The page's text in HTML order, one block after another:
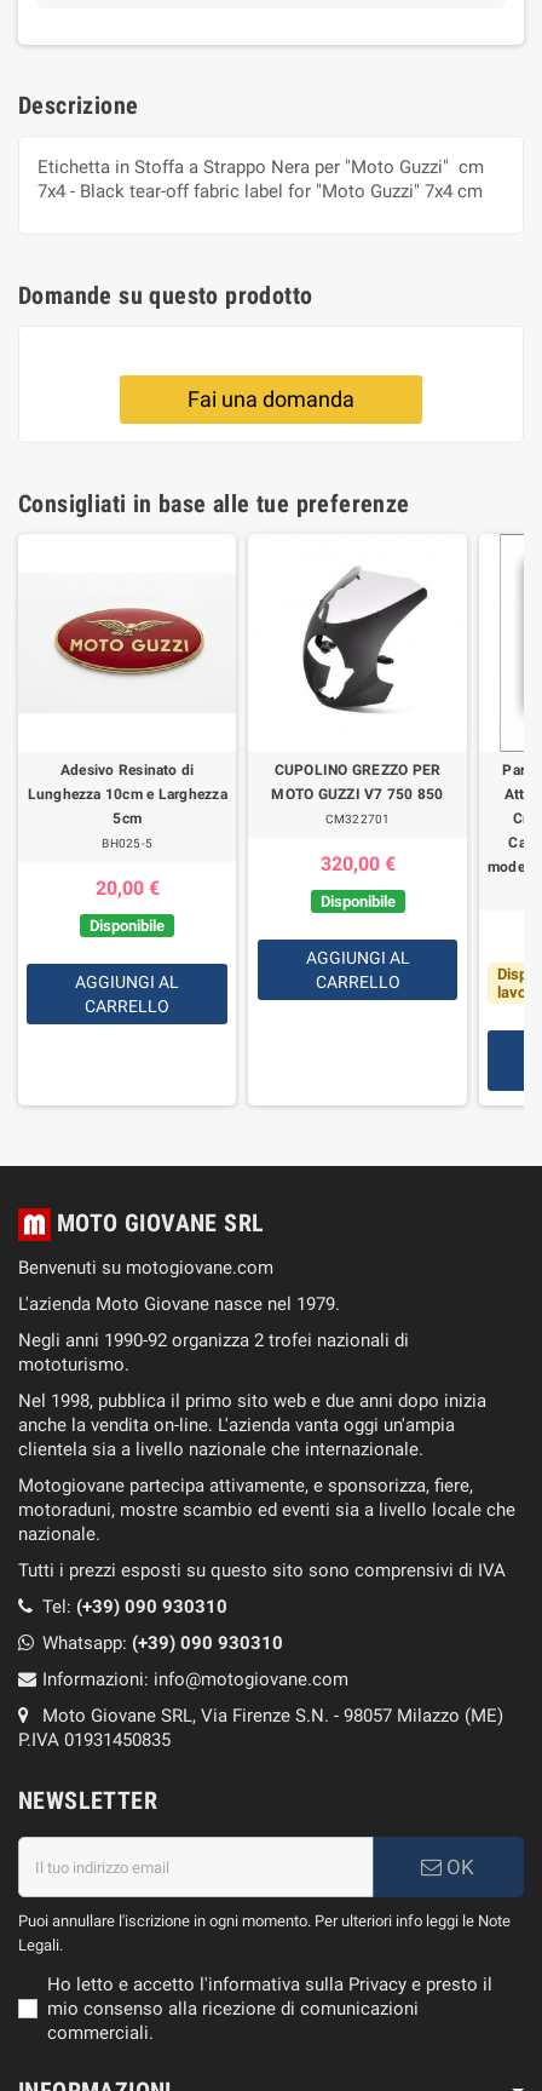
Descrizione
Etichetta in Stoffa a Strappo Nera per "Moto Guzzi" cm
7x4 - Black tear-off fabric label for "Moto Guzzi" 7x4 cm
Domande su questo prodotto
Fai una domanda
Consigliati in base alle tue preferenze
Adesivo Resinato di
Lunghezza 10cm e Larghezza
5cm
BH025-5
20,00 €
Disponibile
AGGIUNGI AL
CARRELLO
CUPOLINO GREZZO PER
MOTO GUZZI V7 750 850
CM322701
320,00 €
Disponibile
AGGIUNGI AL
CARRELLO
modelli
MOTO GIOVANE SRL
Benvenuti su motogiovane.com
L'azienda Moto Giovane nasce nel 1979.
Negli anni 1990-92 organizza 2 trofei nazionali di
mototurismo.
Nel 1998, pubblica il primo sito web e due anni dopo inizia
anche la vendita on-line. L'azienda vanta oggi un'ampia
clientela sia a livello nazionale che internazionale.
Motogiovane partecipa attivamente, e sponsorizza, fiere,
motoraduni, mostre scambio ed eventi sia a livello locale che
nazionale.
Tutti i prezzi esposti su questo sito sono comprensivi di IVA
Tel: (+39) 090 930310
Whatsapp: (+39) 090 930310
Informazioni: info@motogiovane.com
Moto Giovane SRL, Via Firenze S.N. - 98057 Milazzo (ME)
P.IVA 01931450835
NEWSLETTER
OK
Puoi annullare l'iscrizione in ogni momento. Per ulteriori info leggi le Note
Legali.
Ho letto e accetto l'informativa sulla Privacy e presto il
mio consenso alla ricezione di comunicazioni
commerciali.